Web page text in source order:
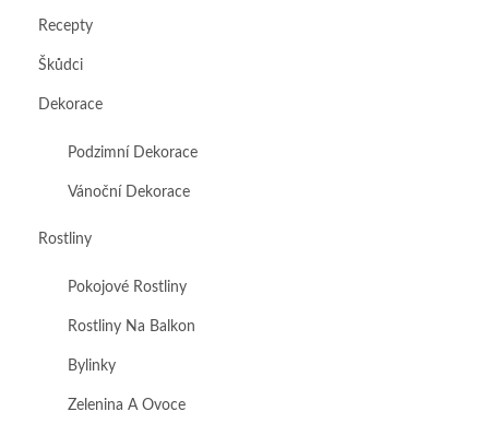
Recepty
Škůdci
Dekorace
Podzimní Dekorace
Vánoční Dekorace
Rostliny
Pokojové Rostliny
Rostliny Na Balkon
Bylinky
Zelenina A Ovoce